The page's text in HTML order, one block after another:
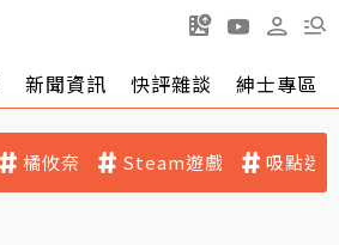
新聞資訊 快評雜談 紳士專區
橘攸奈 Steam遊戲 吸點迷